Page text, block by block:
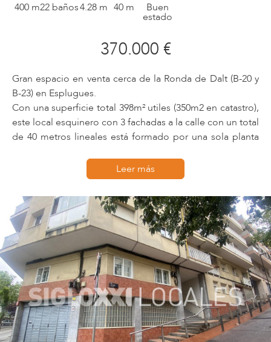
400 m22 baños4.28 m 40 m Buen
estado
370.000 €
Gran espacio en venta cerca de la Ronda de Dalt (B-20 y
B-23) en Esplugues.
Con una superficie total 398m² utiles (350m2 en catastro),
este local esquinero con 3 fachadas a la calle con un total
de 40 metros lineales está formado por una sola planta
para vehículos con una puerta corredera (de 4 por 3 para
coches y furgonetas) y un acceso para peatones).
Dispone de Oficinas a pie de calle (7,33 m2), Vestuarios y
Aseos (14m2) y la nave interior de 377m2 tiene una altura
libre entre 4,28m y 4,44m en la nave.
Existe la posibilidad de hacer una salida de humos por si
fuera necesario (autorizada por estatutos).
Suministros dados de alta (Potencia 380V / 400V Trifásica),
Vado vigente (250€/año)
Actividad compatible: consultar con el ayuntamiento de
Esplugues.
Local Nave ideal para empresa o autónomo que necesita
Leer más